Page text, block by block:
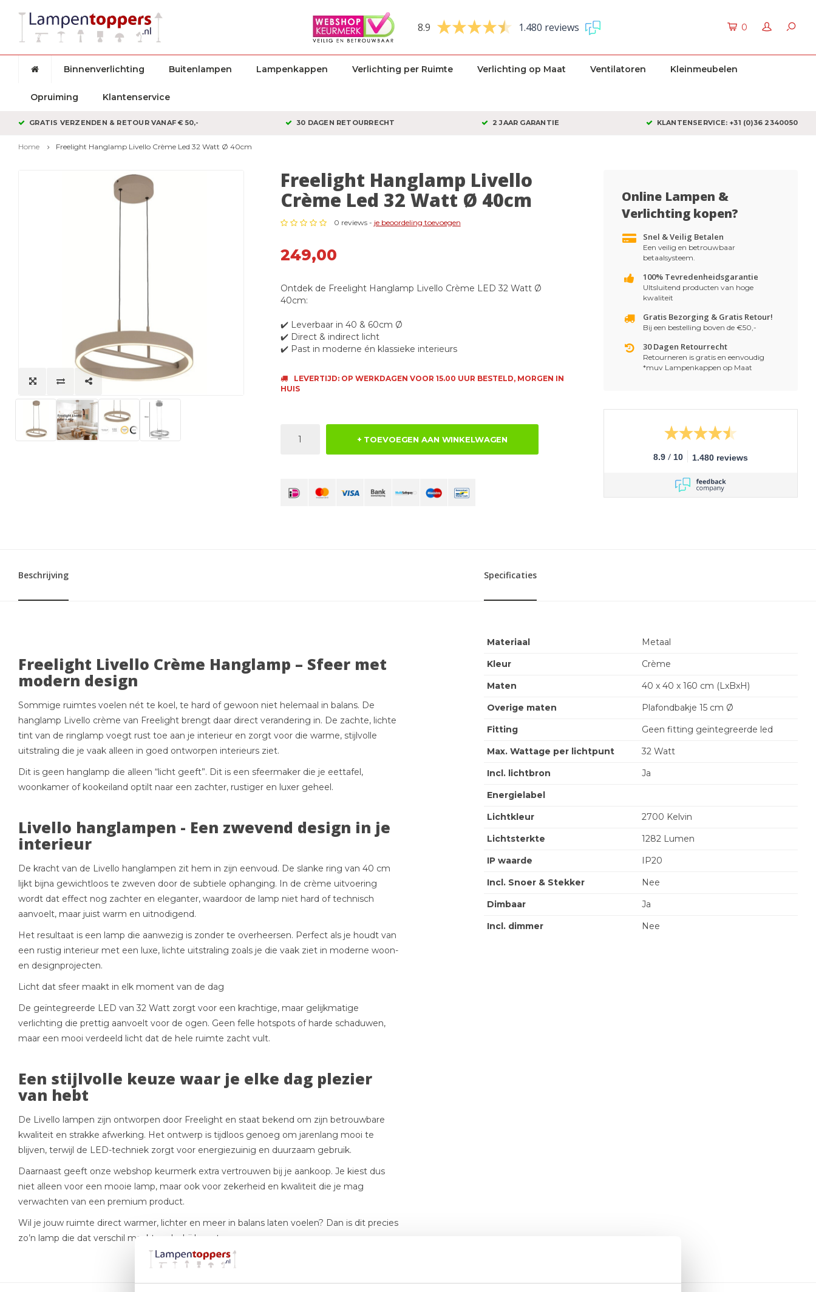
8.9 1.480 reviews 0
Binnenverlichting Buitenlampen Lampenkappen Verlichting per Ruimte Verlichting op Maat Ventilatoren Kleinmeubelen
Opruiming Klantenservice
GRATIS VERZENDEN & RETOUR VANAF € 50,- 30 DAGEN RETOURRECHT 2 JAAR GARANTIE KLANTENSERVICE: +31 (0)36 2340050
Home Freelight Hanglamp Livello Crème Led 32 Watt Ø 40cm
Freelight Hanglamp Livello
Crème Led 32 Watt Ø 40cm
0 reviews - je beoordeling toevoegen
249,00
Ontdek de Freelight Hanglamp Livello Crème LED 32 Watt Ø
40cm:
✔️ Leverbaar in 40 & 60cm Ø
✔️ Direct & indirect licht
✔️ Past in moderne én klassieke interieurs
LEVERTIJD: OP WERKDAGEN VOOR 15.00 UUR BESTELD, MORGEN IN
HUIS
+ TOEVOEGEN AAN WINKELWAGEN
Online Lampen &
Verlichting kopen?
Snel & Veilig Betalen
Een veilig en betrouwbaar
betaalsysteem.
100% Tevredenheidsgarantie
UItsluitend producten van hoge
kwaliteit
Gratis Bezorging & Gratis Retour!
Bij een bestelling boven de €50,-
30 Dagen Retourrecht
Retourneren is gratis en eenvoudig
*muv Lampenkappen op Maat
8.9 / 10 1.480 reviews
Beschrijving Specificaties
Freelight Livello Crème Hanglamp – Sfeer met
modern design
Sommige ruimtes voelen nét te koel, te hard of gewoon niet helemaal in balans. De
hanglamp Livello crème van Freelight brengt daar direct verandering in. De zachte, lichte
tint van de ringlamp voegt rust toe aan je interieur en zorgt voor die warme, stijlvolle
uitstraling die je vaak alleen in goed ontworpen interieurs ziet.
Dit is geen hanglamp die alleen “licht geeft”. Dit is een sfeermaker die je eettafel,
woonkamer of kookeiland optilt naar een zachter, rustiger en luxer geheel.
Livello hanglampen - Een zwevend design in je
interieur
De kracht van de Livello hanglampen zit hem in zijn eenvoud. De slanke ring van 40 cm
lijkt bijna gewichtloos te zweven door de subtiele ophanging. In de crème uitvoering
wordt dat effect nog zachter en eleganter, waardoor de lamp niet hard of technisch
aanvoelt, maar juist warm en uitnodigend.
Het resultaat is een lamp die aanwezig is zonder te overheersen. Perfect als je houdt van
een rustig interieur met een luxe, lichte uitstraling zoals je die vaak ziet in moderne woon-
en designprojecten.
Licht dat sfeer maakt in elk moment van de dag
De geïntegreerde LED van 32 Watt zorgt voor een krachtige, maar gelijkmatige
verlichting die prettig aanvoelt voor de ogen. Geen felle hotspots of harde schaduwen,
maar een mooi verdeeld licht dat de hele ruimte zacht vult.
Een stijlvolle keuze waar je elke dag plezier
van hebt
De Livello lampen zijn ontworpen door Freelight en staat bekend om zijn betrouwbare
kwaliteit en strakke afwerking. Het ontwerp is tijdloos genoeg om jarenlang mooi te
blijven, terwijl de LED-techniek zorgt voor energiezuinig en duurzaam gebruik.
Daarnaast geeft onze webshop keurmerk extra vertrouwen bij je aankoop. Je kiest dus
niet alleen voor een mooie lamp, maar ook voor zekerheid en kwaliteit die je mag
verwachten van een premium product.
Wil je jouw ruimte direct warmer, lichter en meer in balans laten voelen? Dan is dit precies
zo’n lamp die dat verschil maakt zodra hij hangt.
Materiaal
Metaal
Kleur
Crème
Maten
40 x 40 x 160 cm (LxBxH)
Overige maten
Plafondbakje 15 cm Ø
Fitting
Geen fitting geïntegreerde led
Max. Wattage per lichtpunt
32 Watt
Incl. lichtbron
Ja
Energielabel
Lichtkleur
2700 Kelvin
Lichtsterkte
1282 Lumen
IP waarde
IP20
Incl. Snoer & Stekker
Nee
Dimbaar
Ja
Incl. dimmer
Nee